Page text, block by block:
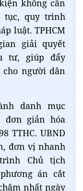
không cần
tục, quy trình
luật. TPHCM
giải quyết
tư, giúp đẩy
người dân
danh mục
đơn giản hóa
TTHC. UBND
đơn vị nhanh
Chủ tịch
án cắt
nhất ngày